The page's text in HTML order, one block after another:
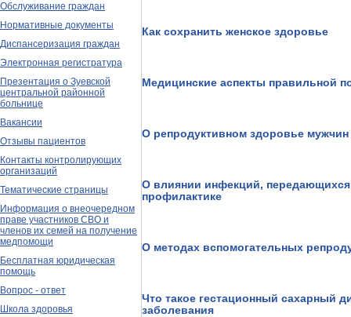
Обслуживание граждан
Нормативные документы
Диспансеризация граждан
Электронная регистратура
Презентация о Зуевской
центральной районной
больнице
Вакансии
Отзывы пациентов
Контакты контролирующих
организаций
Тематические страницы
Информация о внеочередном
праве участников СВО и
членов их семей на получение
медпомощи
Бесплатная юридическая
помощь
Вопрос - ответ
Школа здоровья
Как сохранить женское здоровье
Медицинские аспекты правильной
О репродуктивном здоровье мужчин
О влиянии инфекций,
профилактике
О методах вспомогательных
Что такое гестационный сахарный
заболевания